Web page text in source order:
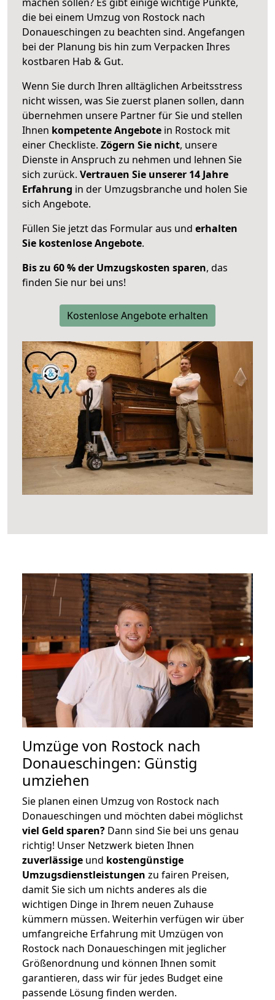
die bei einem Umzug von Rostock nach
Donaueschingen zu beachten sind. Angefangen
bei der Planung bis hin zum Verpacken Ihres
kostbaren Hab & Gut.
Wenn Sie durch Ihren alltäglichen Arbeitsstress
nicht wissen, was Sie zuerst planen sollen, dann
übernehmen unsere Partner für Sie und stellen
Ihnen kompetente Angebote in Rostock mit
einer Checkliste. Zögern Sie nicht, unsere
Dienste in Anspruch zu nehmen und lehnen Sie
sich zurück. Vertrauen Sie unserer 14 Jahre
Erfahrung in der Umzugsbranche und holen Sie
sich Angebote.
Füllen Sie jetzt das Formular aus und erhalten
Sie kostenlose Angebote.
Bis zu 60 % der Umzugskosten sparen, das
finden Sie nur bei uns!
Kostenlose Angebote erhalten
Umzüge von Rostock nach
Donaueschingen: Günstig
umziehen
Sie planen einen Umzug von Rostock nach
Donaueschingen und möchten dabei möglichst
viel Geld sparen? Dann sind Sie bei uns genau
richtig! Unser Netzwerk bieten Ihnen
zuverlässige und kostengünstige
Umzugsdienstleistungen zu fairen Preisen,
damit Sie sich um nichts anderes als die
wichtigen Dinge in Ihrem neuen Zuhause
kümmern müssen. Weiterhin verfügen wir über
umfangreiche Erfahrung mit Umzügen von
Rostock nach Donaueschingen mit jeglicher
Größenordnung und können Ihnen somit
garantieren, dass wir für jedes Budget eine
passende Lösung finden werden.